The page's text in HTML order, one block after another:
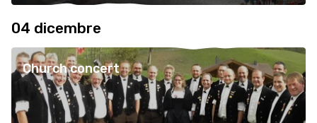
04 dicembre
Church concert